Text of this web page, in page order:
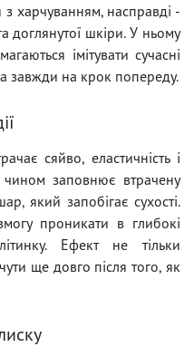
з харчуванням, насправді -
доглянутої шкіри. У ньому
імітувати сучасні
завжди на крок попереду.
сяйво, еластичність і
чином заповнює втрачену
який запобігає сухості.
проникати в глибокі
Ефект не тільки
ще довго після того, як